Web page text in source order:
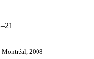
Montréal, 2008